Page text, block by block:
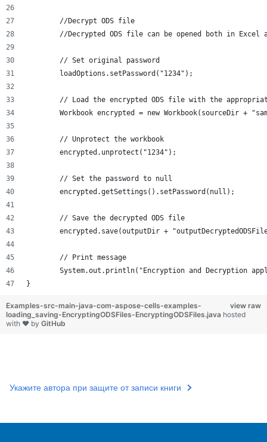
	//Decrypt ODS file
//Decrypted ODS file can be opened both
	// Set original password
	loadOptions.setPassword("1234");
// Load the encrypted ODS file with the
Workbook encrypted = new Workbook(sourceDir +
	// Unprotect the workbook
	encrypted.unprotect("1234");
	// Set the password to null
	encrypted.getSettings().setPassword(null);
	// Save the decrypted ODS file
encrypted.save(outputDir +
	// Print message
System.out.println("Encryption and Decryption
}
view raw
Examples-src-main-java-com-aspose-cells-examples-
loading_saving-EncryptingODSFiles-EncryptingODSFiles.java hosted
with ❤ by GitHub
Укажите автора при защите от записи книги